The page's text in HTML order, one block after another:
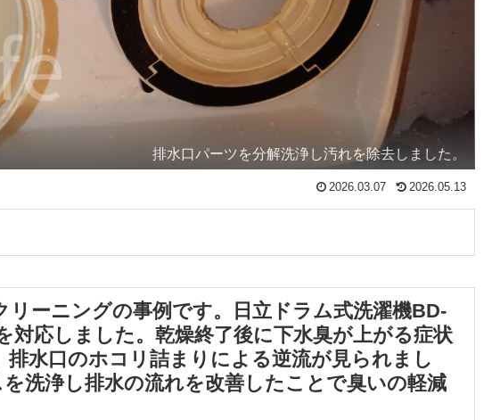
排水口パーツを分解洗浄し汚れを除去しました。
2026.03.07 2026.05.13
リーニングの事例です。日立ドラム式洗濯機BD-
対応しました。乾燥終了後に下水臭が上がる症状
水口のホコリ詰まりによる逆流が見られまし
洗浄し排水の流れを改善したことで臭いの軽減